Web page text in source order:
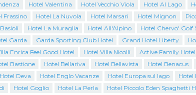
Hotel Valentina Hotel Vecchio Viola Hotel Al Lago
Frassino Hotel La Nuvola Hotel Marsari Hotel Mignon
Hotel La Muraglia Hotel All'Alpino
Hotel Chervo' Golf
Garda Garda Sporting Club Hotel Grand Hotel Liberty
Enrica Feel Good Hotel Hotel Villa Nicolli Active Family Hotel
Bastione Hotel Bellariva Hotel Bellavista Hotel Benacus
Hotel Deva Hotel Englo Vacanze Hotel Europa sul lago Hotel
Hotel Goglio Hotel La Perla Hotel Piccolo Eden Spaghetti